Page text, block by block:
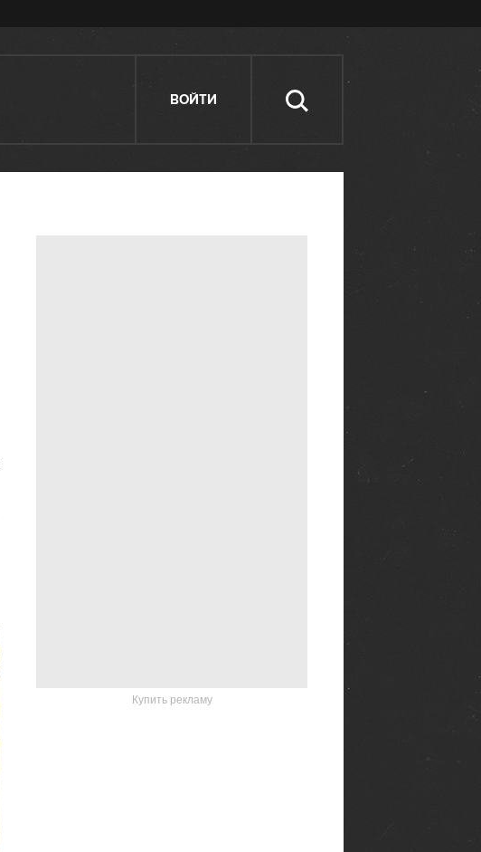
ВОЙТИ
Купить рекламу